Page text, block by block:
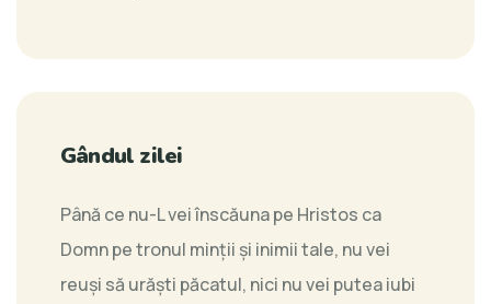
Gândul zilei
Până ce nu-L vei înscăuna pe Hristos ca
Domn pe tronul minții și inimii tale, nu vei
reuși să urăști păcatul, nici nu vei putea iubi